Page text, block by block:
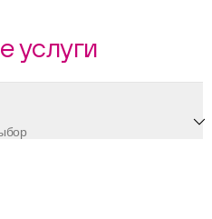
услуги